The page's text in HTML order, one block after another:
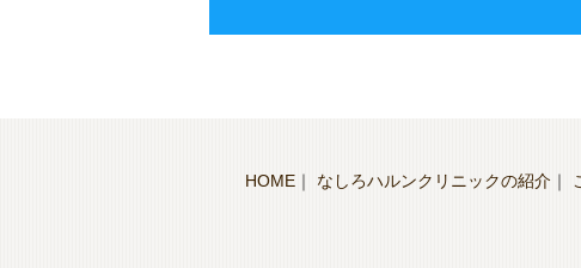
HOME ｜ なしろハルンクリニックの紹介 ｜